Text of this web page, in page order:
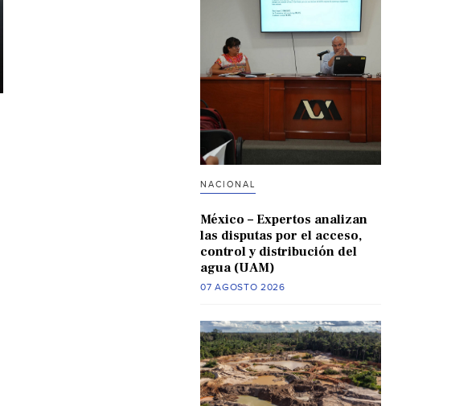
NACIONAL
México – Expertos analizan
las disputas por el acceso,
control y distribución del
agua (UAM)
07 AGOSTO 2026